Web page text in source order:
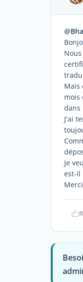
Mais
mois
dans
J'ai
Je
est-il